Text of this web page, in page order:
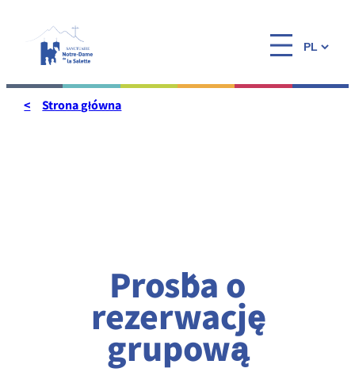
Wybierz
Strona główna
Prośba o
rezerwację
grupową